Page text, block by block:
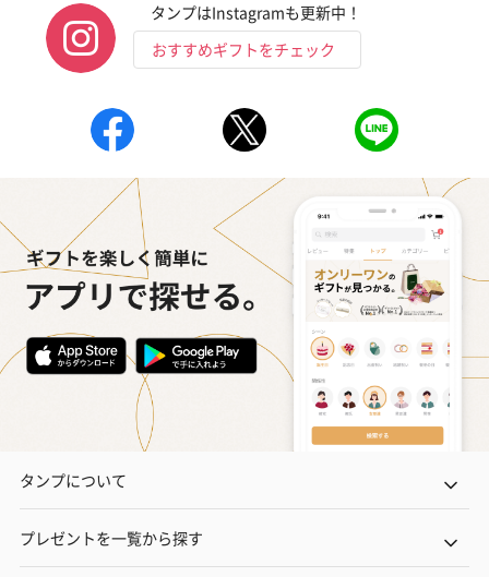
タンプはInstagramも更新中！
おすすめギフトをチェック
タンプについて
プレゼントを一覧から探す